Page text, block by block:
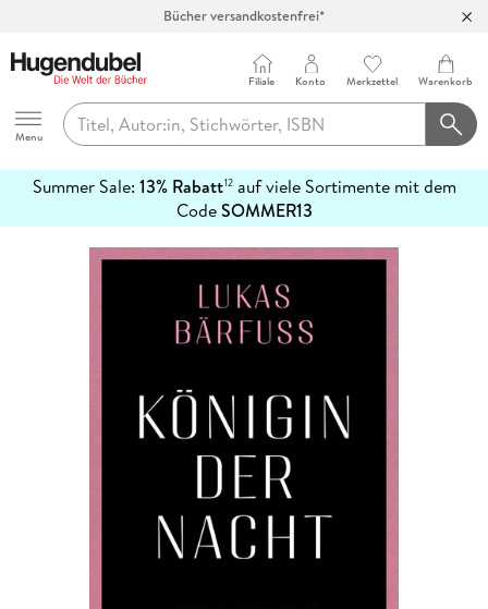
Bücher versandkostenfrei*
Abholung in über 100 Filialen
Hugendubel
Menu
Filiale Konto Merkzettel Warenkorb
Summer Sale: 13% Rabatt12auf viele Sortimente mit dem
CodeSOMMER13
erfahren